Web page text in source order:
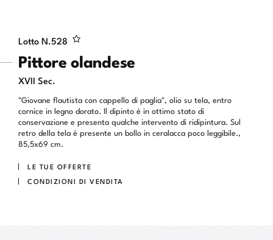
Lotto N.528
Pittore olandese
XVII Sec.
"Giovane flautista con cappello di paglia", olio su tela, entro
cornice in legno dorato. Il dipinto è in ottimo stato di
conservazione e presenta qualche intervento di ridipintura. Sul
retro della tela è presente un bollo in ceralacca poco leggibile.,
85,5x69 cm.
LE TUE OFFERTE
CONDIZIONI DI VENDITA